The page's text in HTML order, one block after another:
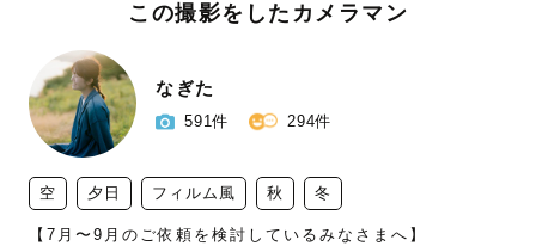
この撮影をしたカメラマン
なぎた
591件 294件
空 夕日 フィルム風 秋 冬
【7月〜9月のご依頼を検討しているみなさまへ】